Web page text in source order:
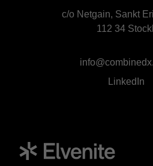
c/o Netgain, Sankt
112 34
LinkedIn